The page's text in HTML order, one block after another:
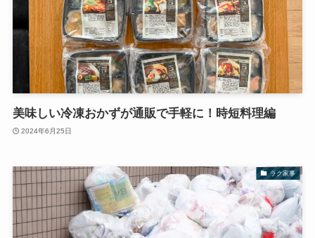
美味しい冷凍おかずが通販で手軽に！時短料理編
2024年6月25日
ラク家事